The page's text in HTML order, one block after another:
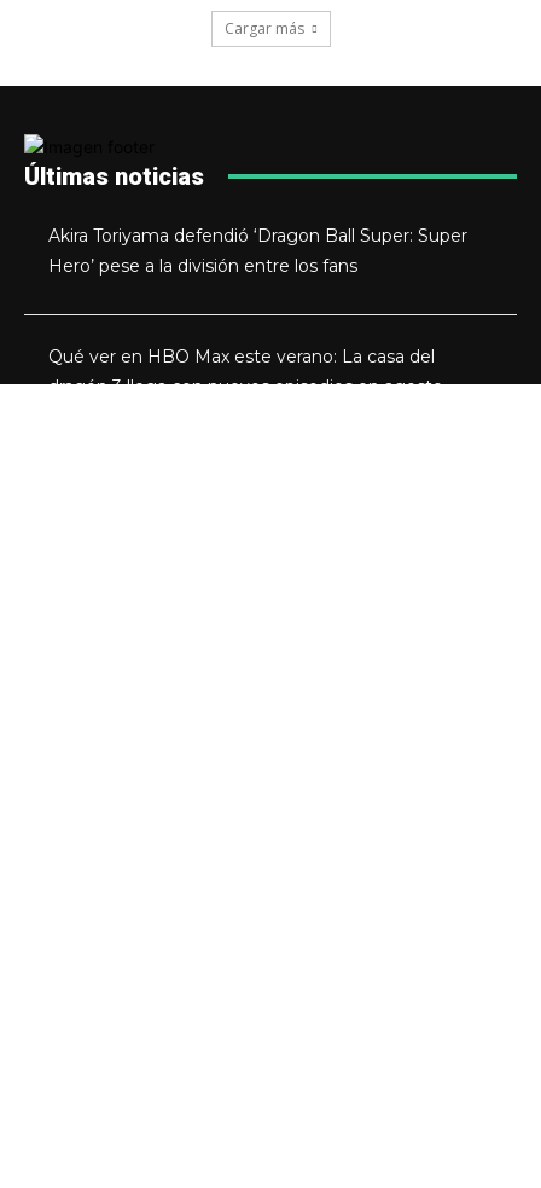
Cargar más
Últimas noticias
Akira Toriyama defendió ‘Dragon Ball Super: Super
Hero’ pese a la división entre los fans
Qué ver en HBO Max este verano: La casa del
dragón 3 llega con nuevos episodios en agosto